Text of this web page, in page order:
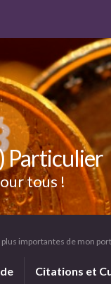
Particulier
tous !
importantes de mon
Citations et